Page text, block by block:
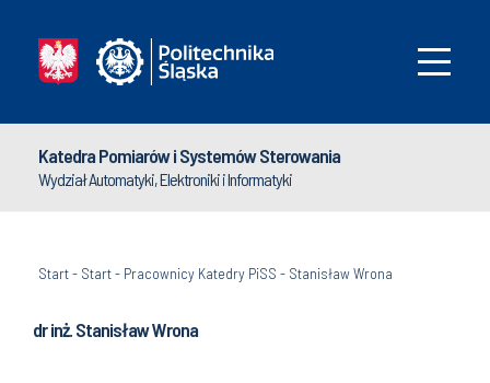
Katedra Pomiarów i Systemów Sterowania
Wydział Automatyki, Elektroniki i Informatyki
Start- Start- Pracownicy Katedry PiSS - Stanisław Wrona
dr inż. Stanisław Wrona